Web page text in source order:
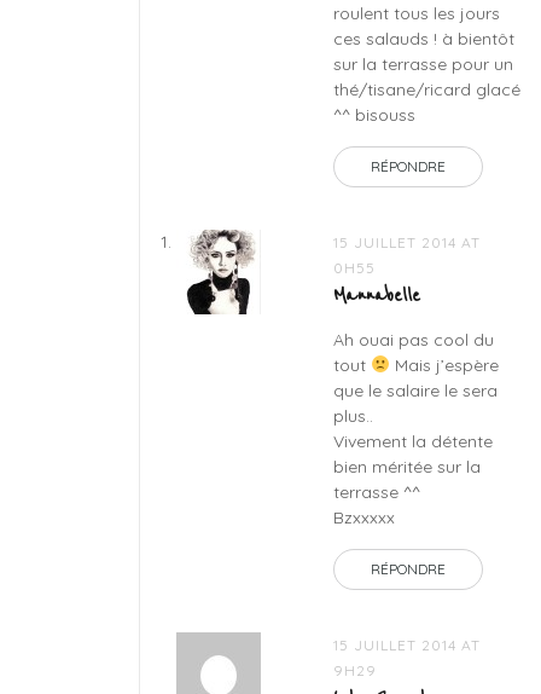
roulent tous les jours
ces salauds ! à bientôt
sur la terrasse pour un
thé/tisane/ricard glacé
^^ bisouss
RÉPONDRE
15 JUILLET 2014 AT
0H55
Mannabelle
Ah ouai pas cool du
tout
Mais j’espère
que le salaire le sera
plus..
Vivement la détente
bien méritée sur la
terrasse ^^
Bzxxxxx
RÉPONDRE
15 JUILLET 2014 AT
9H29